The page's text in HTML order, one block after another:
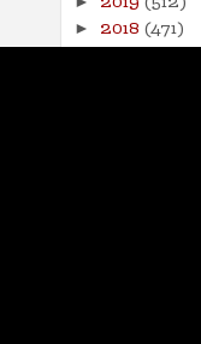
► 2018 (471)
►2017(141)